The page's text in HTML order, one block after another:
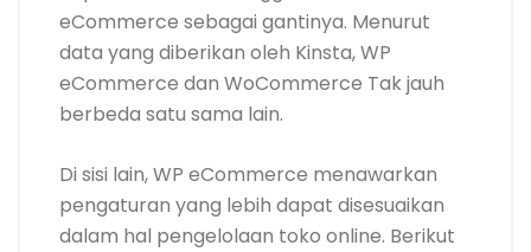
eCommerce sebagai gantinya. Menurut
data yang diberikan oleh Kinsta, WP
eCommerce dan WoCommerce Tak jauh
berbeda satu sama lain.
Di sisi lain, WP eCommerce menawarkan
pengaturan yang lebih dapat disesuaikan
dalam hal pengelolaan toko online. Berikut